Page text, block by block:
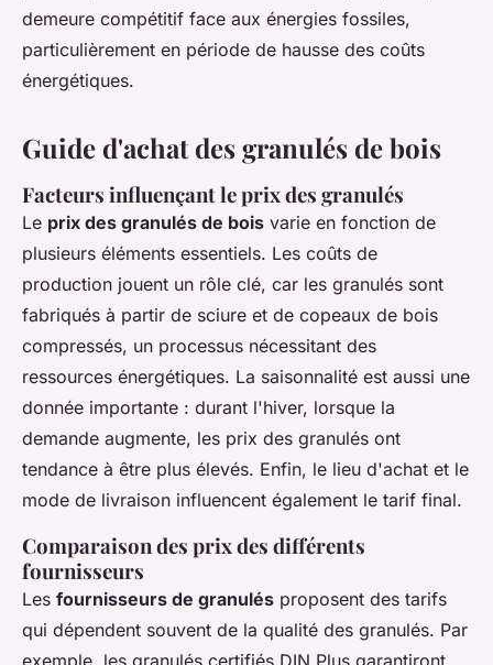
demeure compétitif face aux énergies fossiles,
particulièrement en période de hausse des coûts
énergétiques.
Guide d'achat des granulés de bois
Facteurs influençant le prix des granulés
Le prix des granulés de bois varie en fonction de
plusieurs éléments essentiels. Les coûts de
production jouent un rôle clé, car les granulés sont
fabriqués à partir de sciure et de copeaux de bois
compressés, un processus nécessitant des
ressources énergétiques. La saisonnalité est aussi une
donnée importante : durant l'hiver, lorsque la
demande augmente, les prix des granulés ont
tendance à être plus élevés. Enfin, le lieu d'achat et le
mode de livraison influencent également le tarif final.
Comparaison des prix des différents
fournisseurs
Les fournisseurs de granulés proposent des tarifs
qui dépendent souvent de la qualité des granulés. Par
exemple, les granulés certifiés DIN Plus garantiront